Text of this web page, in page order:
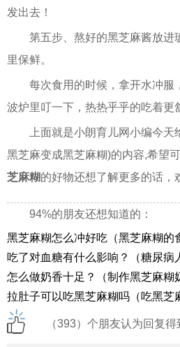
发出去！
第五步、熬好的黑芝麻酱放进
里保鲜。
每次食用的时候，拿开水冲服
波炉里叮一下，热热乎乎的吃着更
上面就是小朗育儿网小编今
黑芝麻变成黑芝麻糊)的内容,希望
芝麻糊的好物还想了解更多的话，
94%的朋友还想知道的：
黑芝麻糊怎么冲好吃（黑芝麻糊的
吃了对血糖有什么影响？（糖尿病
怎么做奶香十足？（制作黑芝麻糊
拉肚子可以吃黑芝麻糊吗（吃黑芝
（393）个朋友认为回复得